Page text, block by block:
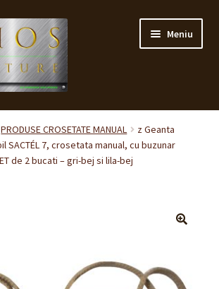
Meniu
PRODUSE CROSETATE MANUAL
z Geanta
7, crosetata manual, cu buzunar
de 2 bucati – gri-bej si lila-bej